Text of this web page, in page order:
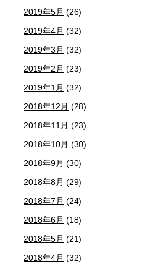
2019年5月 (26)
2019年4月 (32)
2019年3月 (32)
2019年2月 (23)
2019年1月 (32)
2018年12月 (28)
2018年11月 (23)
2018年10月 (30)
2018年9月 (30)
2018年8月 (29)
2018年7月 (24)
2018年6月 (18)
2018年5月 (21)
2018年4月 (32)